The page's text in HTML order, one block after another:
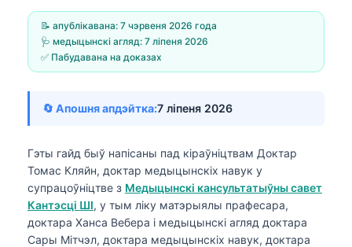
📝 апублікавана: 7 чэрвеня 2026 года
🩺 медыцынскі агляд: 7 ліпеня 2026
✅ Пабудавана на доказах
🔄 Апошня апдэйтка:7 ліпеня 2026
Гэты гайд быў напісаны пад кіраўніцтвам Доктар
Томас Кляйн, доктар медыцынскіх навук у
супрацоўніцтве з Медыцынскі кансультатыўны савет
Кантэсці ШІ, у тым ліку матэрыялы прафесара,
доктара Ханса Вебера і медыцынскі агляд доктара
Сары Мітчэл, доктара медыцынскіх навук, доктара